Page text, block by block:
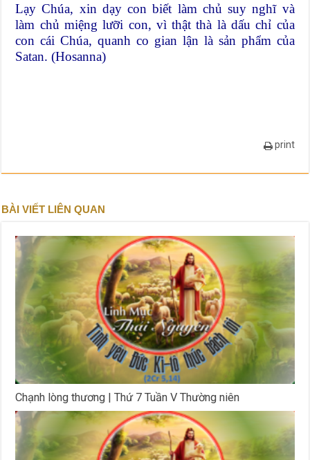
Lạy Chúa, xin dạy con biết làm chủ suy nghĩ và
làm chủ miệng lưỡi con, vì thật thà là dấu chỉ của
con cái Chúa, quanh co gian lận là sản phẩm của
Satan. (Hosanna)
print
BÀI VIẾT LIÊN QUAN
Chạnh lòng thương | Thứ 7 Tuần V Thường niên